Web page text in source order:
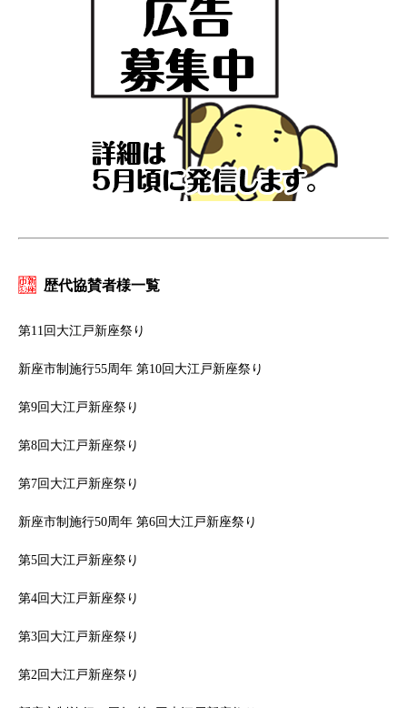
歴代協賛者様一覧
第11回大江戸新座祭り
新座市制施行55周年 第10回大江戸新座祭り
第9回大江戸新座祭り
第8回大江戸新座祭り
第7回大江戸新座祭り
新座市制施行50周年 第6回大江戸新座祭り
第5回大江戸新座祭り
第4回大江戸新座祭り
第3回大江戸新座祭り
第2回大江戸新座祭り